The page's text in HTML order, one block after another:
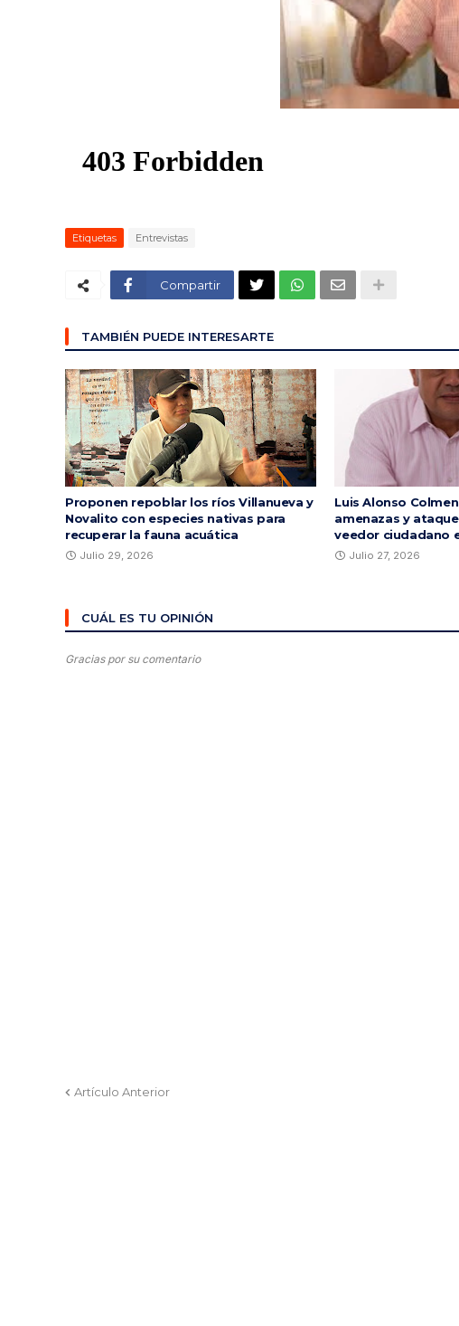
Etiquetas Entrevistas
Compartir
TAMBIÉN PUEDE INTERESARTE
Proponen repoblar los ríos Villanueva y
Novalito con especies nativas para
recuperar la fauna acuática
Julio 29, 2026
Luis Alonso
amenazas y
veedor ciudadano
Julio 27, 2026
CUÁL ES TU OPINIÓN
Gracias por su comentario
Artículo Anterior